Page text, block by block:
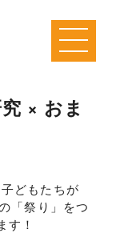
× おま
どもたちが
「祭り」をつ
す！